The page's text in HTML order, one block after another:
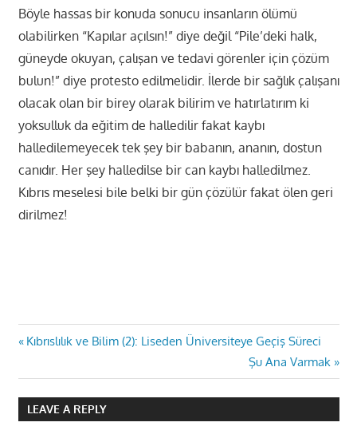
Böyle hassas bir konuda sonucu insanların ölümü
olabilirken “Kapılar açılsın!” diye değil “Pile’deki halk,
güneyde okuyan, çalışan ve tedavi görenler için çözüm
bulun!” diye protesto edilmelidir. İlerde bir sağlık çalışanı
olacak olan bir birey olarak bilirim ve hatırlatırım ki
yoksulluk da eğitim de halledilir fakat kaybı
halledilemeyecek tek şey bir babanın, ananın, dostun
canıdır. Her şey halledilse bir can kaybı halledilmez.
Kıbrıs meselesi bile belki bir gün çözülür fakat ölen geri
dirilmez!
Yazı
gezinmesi
Previous
Kıbrıslılık ve Bilim (2): Liseden Üniversiteye Geçiş Süreci
Next
Post:
Şu Ana Varmak
LEAVE A REPLY